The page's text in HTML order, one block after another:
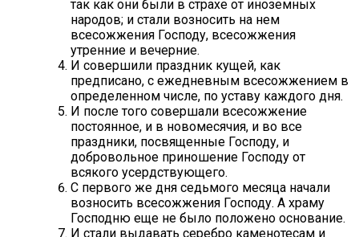
так как они были в страхе от иноземных
народов; и стали возносить на нем
всесожжения Господу, всесожжения
утренние и вечерние.
И совершили праздник кущей, как
предписано, с ежедневным всесожжением в
определенном числе, по уставу каждого дня.
И после того совершали всесожжение
постоянное, и в новомесячия, и во все
праздники, посвященные Господу, и
добровольное приношение Господу от
всякого усердствующего.
С первого же дня седьмого месяца начали
возносить всесожжения Господу. А храму
Господню еще не было положено основание.
И стали выдавать серебро каменотесам и